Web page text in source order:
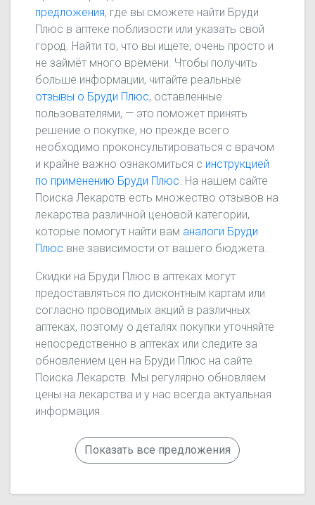
предложения, где вы сможете найти Бруди
Плюс в аптеке поблизости или указать свой
город. Найти то, что вы ищете, очень просто и
не займёт много времени. Чтобы получить
больше информации, читайте реальные
отзывы о Бруди Плюс, оставленные
пользователями, — это поможет принять
решение о покупке, но прежде всего
необходимо проконсультироваться с врачом
и крайне важно ознакомиться с инструкцией
по применению Бруди Плюс . На нашем сайте
Поиска Лекарств есть множество отзывов на
лекарства различной ценовой категории,
которые помогут найти вам аналоги Бруди
Плюс вне зависимости от вашего бюджета.
Скидки на Бруди Плюс в аптеках могут
предоставляться по дисконтным картам или
согласно проводимых акций в различных
аптеках, поэтому о деталях покупки уточняйте
непосредственно в аптеках или следите за
обновлением цен на Бруди Плюс на сайте
Поиска Лекарств. Мы регулярно обновляем
цены на лекарства и у нас всегда актуальная
информация.
Показать все предложения